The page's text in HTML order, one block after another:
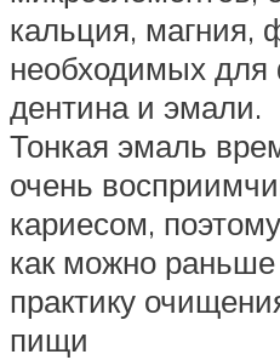
кальция, магния,
необходимых
дентина и эмали.
Тонкая эмаль
очень
кариесом,
как можно раньше
практику
пищи